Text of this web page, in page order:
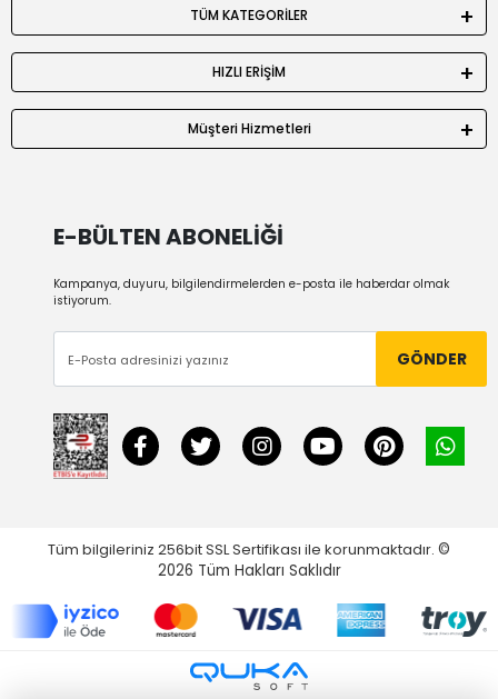
TÜM KATEGORİLER
HIZLI ERİŞİM
Müşteri Hizmetleri
E-BÜLTEN ABONELİĞİ
Kampanya, duyuru, bilgilendirmelerden e-posta ile haberdar olmak
istiyorum.
GÖNDER
Tüm bilgileriniz 256bit SSL Sertifikası ile korunmaktadır. ©
2026 Tüm Hakları Saklıdır